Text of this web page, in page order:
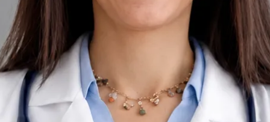
Voltar à equipa de Portugal Perfil do médico
Dra. Nádia Cavaco
Médica de Clínica Geral
Revise os detalhes do perfil do médico, áreas de consulta e
opções de agendamento antes de marcar a sua consulta.